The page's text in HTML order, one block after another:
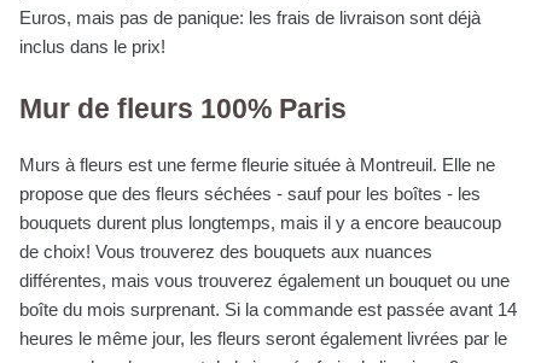
Euros, mais pas de panique: les frais de livraison sont déjà
inclus dans le prix!
Mur de fleurs 100% Paris
Murs à fleurs est une ferme fleurie située à Montreuil. Elle ne
propose que des fleurs séchées - sauf pour les boîtes - les
bouquets durent plus longtemps, mais il y a encore beaucoup
de choix! Vous trouverez des bouquets aux nuances
différentes, mais vous trouverez également un bouquet ou une
boîte du mois surprenant. Si la commande est passée avant 14
heures le même jour, les fleurs seront également livrées par le